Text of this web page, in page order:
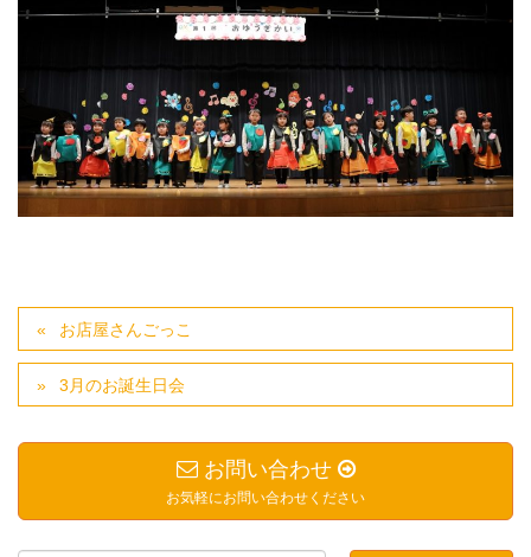
お店屋さんごっこ
3月のお誕生日会
お問い合わせ
お気軽にお問い合わせください